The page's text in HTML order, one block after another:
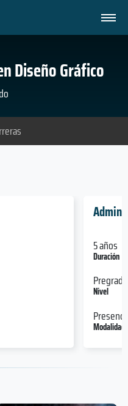
Diseño Gráfico
5 años
Duración
Pregrado
Nivel
Modalidad